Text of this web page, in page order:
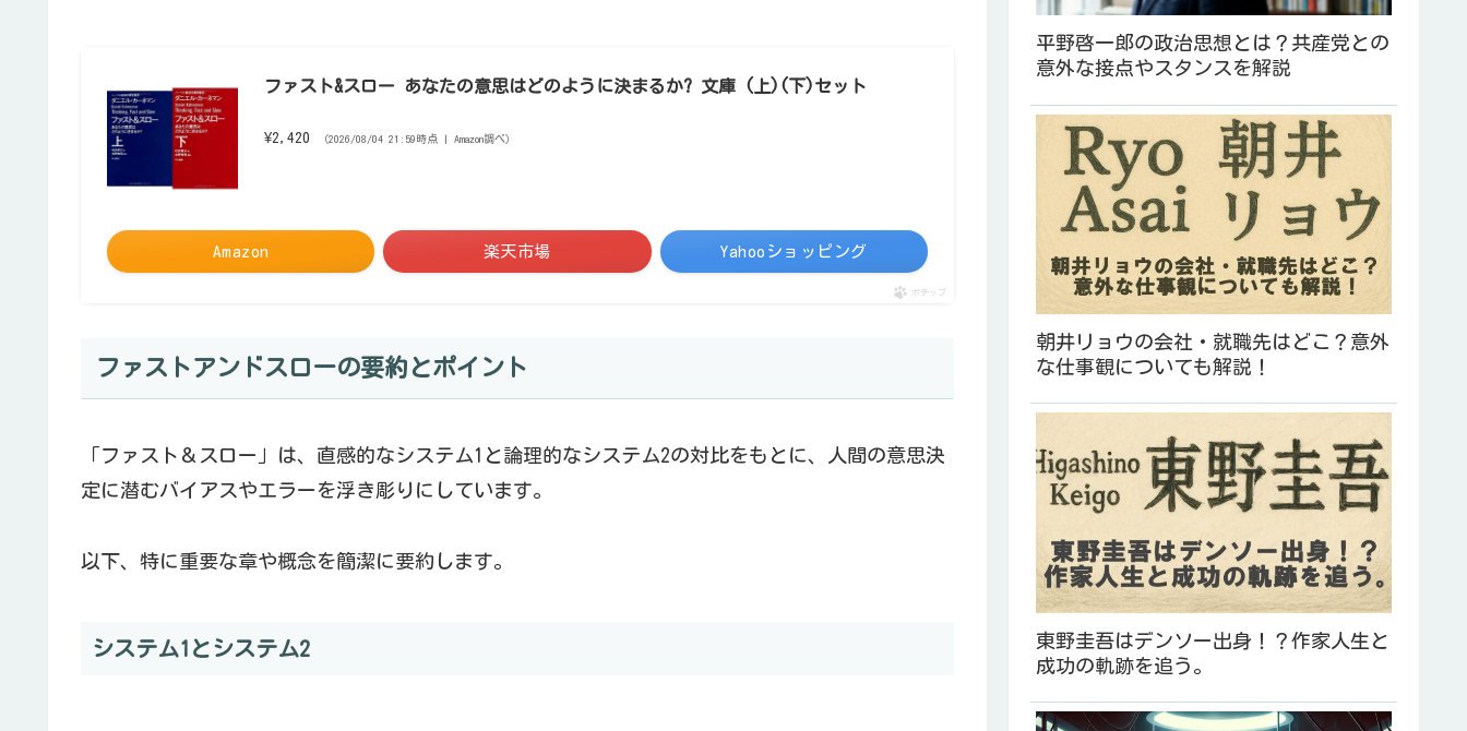
ファスト&スロー あなたの意思はどのように決まるか? 文庫 (上)(下)セット
¥2,420 （2026/08/04 21:59時点 | Amazon調べ）
Amazon 楽天市場 Yahooショッピング
ポチップ
ファストアンドスローの要約とポイント
「ファスト＆スロー」は、直感的なシステム1と論理的なシステム2の対比をもとに、人間の意思決
定に潜むバイアスやエラーを浮き彫りにしています。
以下、特に重要な章や概念を簡潔に要約します。
システム1とシステム2
平野啓一郎の政治思想とは？共産党との
意外な接点やスタンスを解説
朝井リョウの会社・就職先はどこ？意外
な仕事観についても解説！
東野圭吾はデンソー出身！？作家人生と
成功の軌跡を追う。